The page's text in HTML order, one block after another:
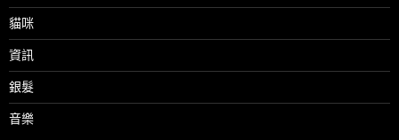
貓咪
資訊
銀髮
音樂